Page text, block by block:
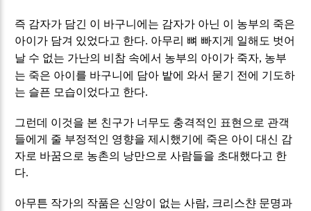
즉 감자가 담긴 이 바구니에는 감자가 아닌 이 농부의 죽은
아이가 담겨 있었다고 한다. 아무리 뼈 빠지게 일해도 벗어
날 수 없는 가난의 비참 속에서 농부의 아이가 죽자, 농부
는 죽은 아이를 바구니에 담아 밭에 와서 묻기 전에 기도하
는 슬픈 모습이었다고 한다.
그런데 이것을 본 친구가 너무도 충격적인 표현으로 관객
들에게 줄 부정적인 영향을 제시했기에 죽은 아이 대신 감
자로 바꿈으로 농촌의 낭만으로 사람들을 초대했다고 한
다.
아무튼 작가의 작품은 신앙이 없는 사람, 크리스챤 문명과